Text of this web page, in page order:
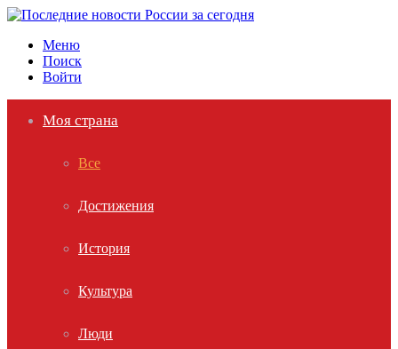
Меню
Поиск
Войти
Моя страна
Все
Достижения
История
Культура
Люди